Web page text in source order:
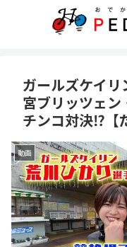
ガールズケイ
宮ブリッツェ
チンコ対決⁉【
動画